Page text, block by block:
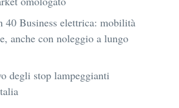
40 Business elettrica: mobilità
anche con noleggio a lungo
degli stop lampeggianti